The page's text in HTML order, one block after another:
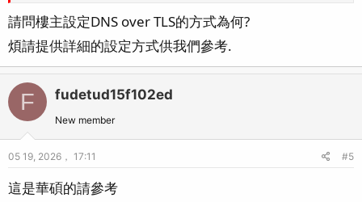
請問樓主設定DNS over TLS的方式為何?
煩請提供詳細的設定方式供我們參考.
F fudetud15f102ed
New member
05 19, 2026， 17:11 #5
這是華碩的請參考